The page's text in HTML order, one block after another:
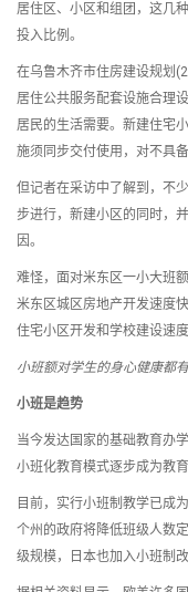
居住区、小区和组团，这几
投入比例。
在乌鲁木齐市住房建设规划
居住公共服务配套设施合理
居民的生活需要。新建住宅
施须同步交付使用，对不具
但记者在采访中了解到，不
步进行，新建小区的同时，
因。
难怪，面对米东区一小大班
米东区城区房地产开发速度
住宅小区开发和学校建设速
小班额对学生的身心健康都
小班是趋势
当今发达国家的基础教育办
小班化教育模式逐步成为教
目前，实行小班制教学已成
个州的政府将降低班级人数
级规模，日本也加入小班制改